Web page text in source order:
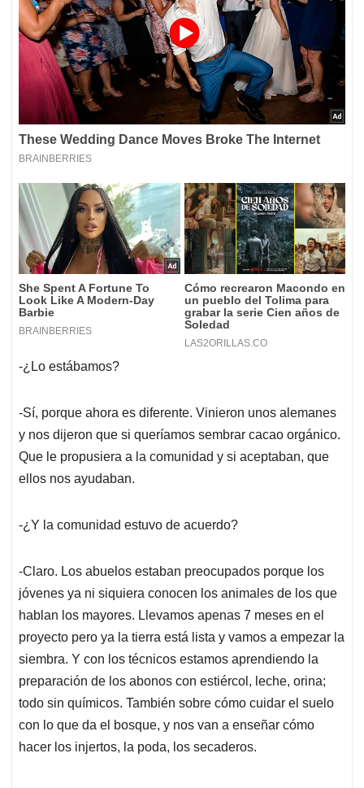
-¿Lo estábamos?
-Sí, porque ahora es diferente. Vinieron unos alemanes
y nos dijeron que si queríamos sembrar cacao orgánico.
Que le propusiera a la comunidad y si aceptaban, que
ellos nos ayudaban.
-¿Y la comunidad estuvo de acuerdo?
-Claro. Los abuelos estaban preocupados porque los
jóvenes ya ni siquiera conocen los animales de los que
hablan los mayores. Llevamos apenas 7 meses en el
proyecto pero ya la tierra está lista y vamos a empezar la
siembra. Y con los técnicos estamos aprendiendo la
preparación de los abonos con estiércol, leche, orina;
todo sin químicos. También sobre cómo cuidar el suelo
con lo que da el bosque, y nos van a enseñar cómo
hacer los injertos, la poda, los secaderos.